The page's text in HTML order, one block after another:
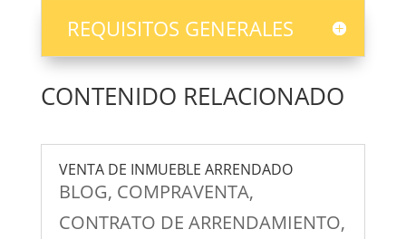
REQUISITOS GENERALES
CONTENIDO RELACIONADO
VENTA DE INMUEBLE ARRENDADO
BLOG, COMPRAVENTA,
CONTRATO DE ARRENDAMIENTO,